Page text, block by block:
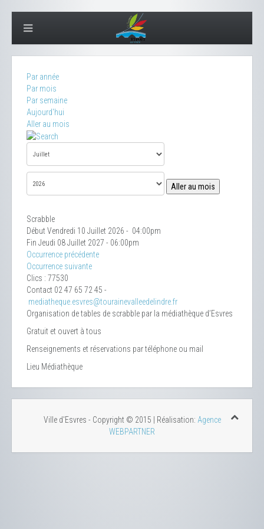
Par année
Par mois
Par semaine
Aujourd'hui
Aller au mois
Aller au mois
Scrabble
Début Vendredi 10 Juillet 2026 - 04:00pm
Fin Jeudi 08 Juillet 2027 - 06:00pm
Occurrence précédente
Occurrence suivante
Clics : 77530
Contact 02 47 65 72 45 -
mediatheque.esvres@tourainevalleedelindre.fr
Organisation de tables de scrabble par la médiathèque d’Esvres
Gratuit et ouvert à tous
Renseignements et réservations par téléphone ou mail
Lieu Médiathèque
Ville d'Esvres - Copyright © 2015 | Réalisation: Agence
WEBPARTNER